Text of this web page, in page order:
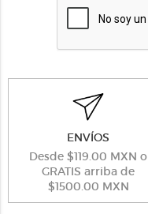
ENVÍOS
Desde $119.00 MXN o
GRATIS arriba de
$1500.00 MXN